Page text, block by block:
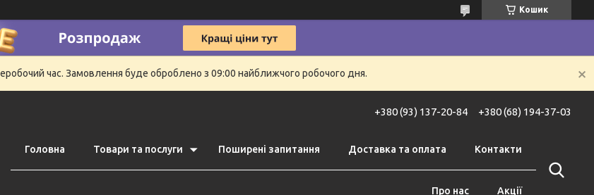
Кошик
час. Замовлення буде оброблено з 09:00 найближчого робочого дня.
+380 (93) 137-20-84 +380 (68) 194-37-03
Головна Товари та послуги Поширені запитання Доставка та оплата Контакти
Про нас Акції